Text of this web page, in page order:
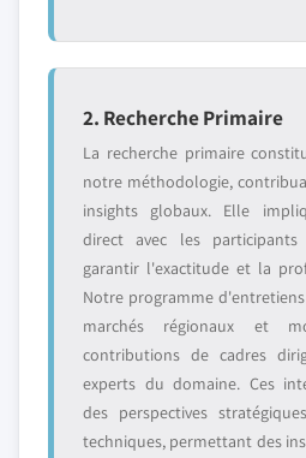
2. Recherche Primaire
La recherche primaire
notre méthodologie,
insights globaux. Elle
direct avec les
garantir l'exactitude et la
Notre programme
marchés régionaux et
contributions de cadres
experts du domaine. Ces
des perspectives
techniques, permettant des